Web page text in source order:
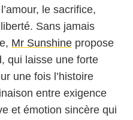
le sacrifice,
Sans jamais
Mr Sunshine propose
qui laisse une forte
une fois l’histoire
entre exigence
et émotion sincère qui